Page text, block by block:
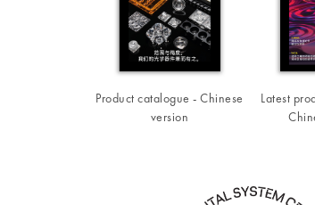
Product catalogue - Chinese
version
Latest